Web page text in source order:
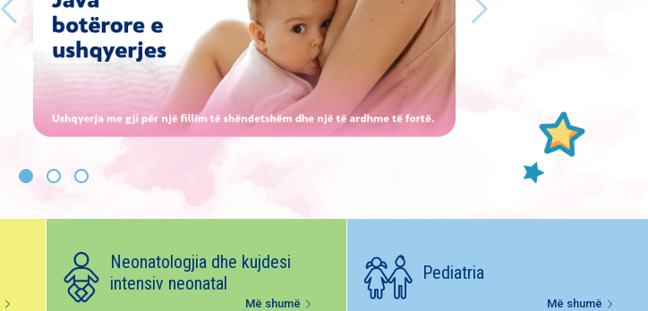
Të gjitha nënat, para se të largohen nga
marrin si dhuratë një çantë materniteti të
Më shumë
Neonatologjia dhe kujdesi
intensiv neonatal
Më shumë
Pediatria
Më shumë